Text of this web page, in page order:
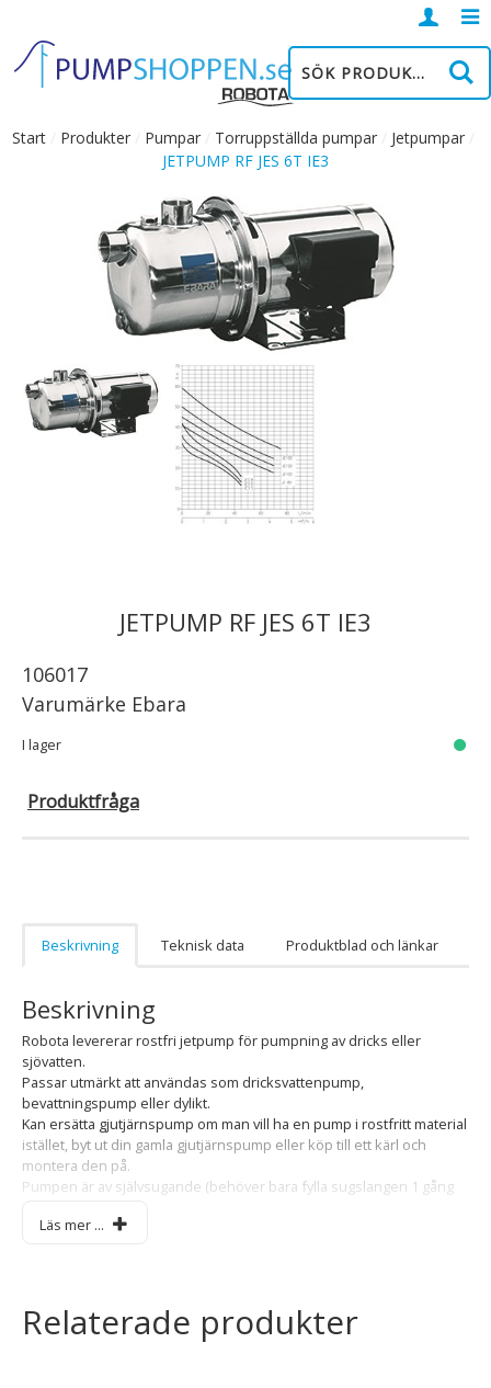
Start Produkter Pumpar Torruppställda pumpar Jetpumpar
JETPUMP RF JES 6T IE3
JETPUMP RF JES 6T IE3
106017
Varumärke Ebara
I lager
Produktfråga
Beskrivning Teknisk data Produktblad och länkar
Beskrivning
Robota levererar rostfri jetpump för pumpning av dricks eller
sjövatten.
Passar utmärkt att användas som dricksvattenpump,
bevattningspump eller dylikt.
Kan ersätta gjutjärnspump om man vill ha en pump i rostfritt material
istället, byt ut din gamla gjutjärnspump eller köp till ett kärl och
montera den på.
Pumpen är av självsugande (behöver bara fylla sugslangen 1 gång
Använd er gärna av vår vakuumejektor art nr 987900
Läs mer ...
Relaterade produkter